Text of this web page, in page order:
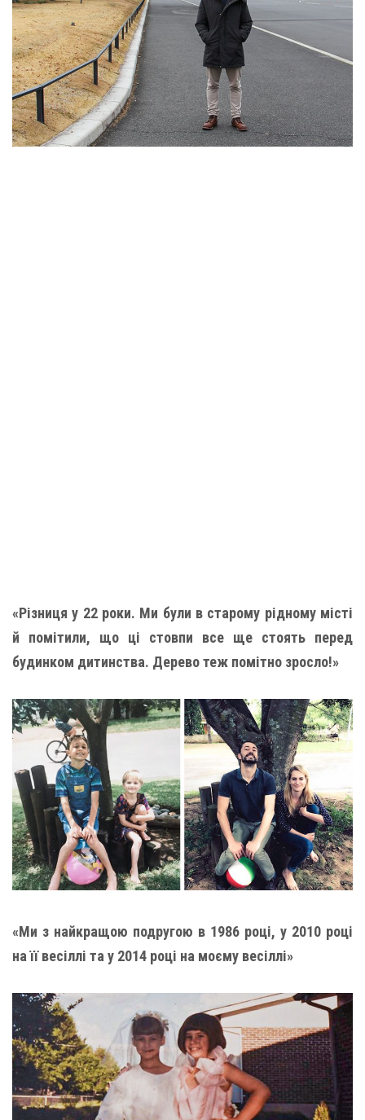
«Різниця у 22 роки. Ми були в старому рідному місті
й помітили, що ці стовпи все ще стоять перед
будинком дитинства. Дерево теж помітно зросло!»
«Ми з найкращою подругою в 1986 році, у 2010 році
на її весіллі та у 2014 році на моєму весіллі»